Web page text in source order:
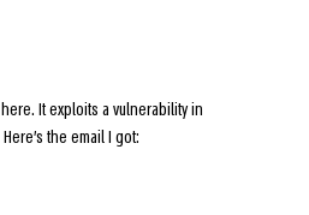
It exploits a vulnerability in
the email I got: